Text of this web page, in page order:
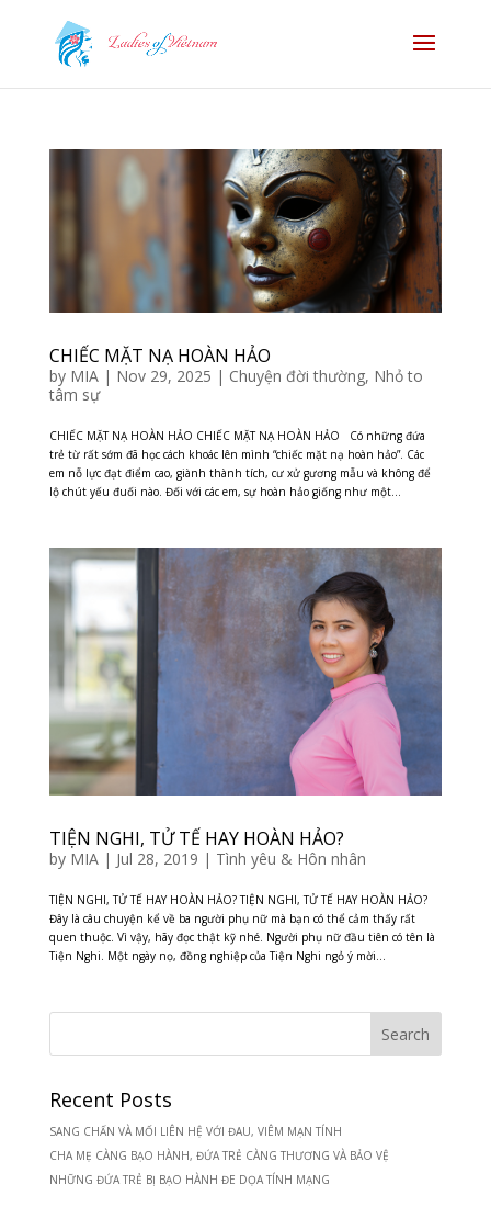
CHIẾC MẶT NẠ HOÀN HẢO
by MIA| Nov 29, 2025 | Chuyện đời thường, Nhỏ to
tâm sự
CHIẾC MẶT NẠ HOÀN HẢO CHIẾC MẶT NẠ HOÀN HẢO Có những đứa
trẻ từ rất sớm đã học cách khoác lên mình “chiếc mặt nạ hoàn hảo”. Các
em nỗ lực đạt điểm cao, giành thành tích, cư xử gương mẫu và không để
lộ chút yếu đuối nào. Đối với các em, sự hoàn hảo giống như một...
TIỆN NGHI, TỬ TẾ HAY HOÀN HẢO?
by MIA| Jul 28, 2019 | Tình yêu & Hôn nhân
TIỆN NGHI, TỬ TẾ HAY HOÀN HẢO? TIỆN NGHI, TỬ TẾ HAY HOÀN HẢO?
Đây là câu chuyện kể về ba người phụ nữ mà bạn có thể cảm thấy rất
quen thuộc. Vì vậy, hãy đọc thật kỹ nhé. Người phụ nữ đầu tiên có tên là
Tiện Nghi. Một ngày nọ, đồng nghiệp của Tiện Nghi ngỏ ý mời...
Recent Posts
SANG CHẤN VÀ MỐI LIÊN HỆ VỚI ĐAU, VIÊM MẠN TÍNH
CHA MẸ CÀNG BẠO HÀNH, ĐỨA TRẺ CÀNG THƯƠNG VÀ BẢO VỆ
NHỮNG ĐỨA TRẺ BỊ BẠO HÀNH ĐE DỌA TÍNH MẠNG